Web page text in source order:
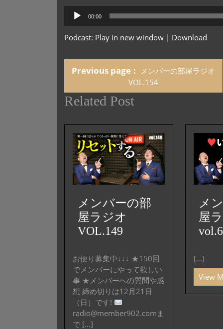
プ
00:00
Podcast: Play in new window | Download
Previous page
メンバーの部屋ラジオ
VOL.154
Related Post
メンバーの部
屋ラジオ
VOL.149
お便り募集中↓↓↓ ★150回
でメンバーにやって欲しい
事 ★メンバーへの質問や感
想 締め切りは12月21日
（日）です!
radio@member902.comま
で [...]
メ
屋
[...]
View